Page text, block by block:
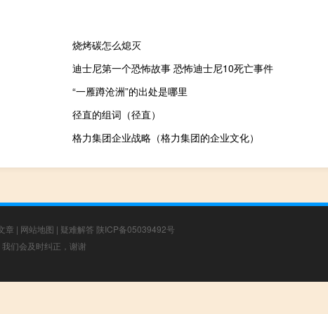
烧烤碳怎么熄灭
迪士尼第一个恐怖故事 恐怖迪士尼10死亡事件
“一雁蹲沧洲”的出处是哪里
径直的组词（径直）
格力集团企业战略（格力集团的企业文化）
章 | 网站地图 | 疑难解答 陕ICP备05039492号
们会及时纠正，谢谢